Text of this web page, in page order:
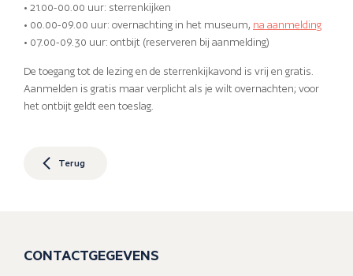
• 21.00-00.00 uur: sterrenkijken
• 00.00-09.00 uur: overnachting in het museum, na aanmelding
• 07.00-09.30 uur: ontbijt (reserveren bij aanmelding)
De toegang tot de lezing en de sterrenkijkavond is vrij en gratis.
Aanmelden is gratis maar verplicht als je wilt overnachten; voor
het ontbijt geldt een toeslag.
Terug
CONTACTGEGEVENS